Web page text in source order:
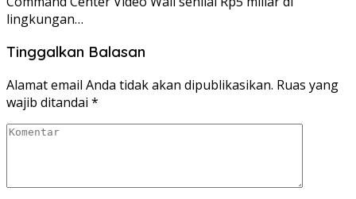
lingkungan…
Tinggalkan Balasan
Alamat email Anda tidak akan dipublikasikan. Ruas yang
wajib ditandai *